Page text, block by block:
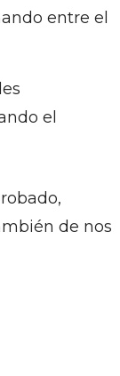
entre el
el
de nos